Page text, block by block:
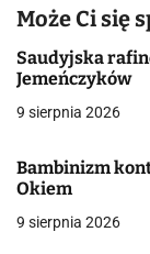
a
c
j
w
p
Może Ci się
Saudyjska
Jemeńczyków
9 sierpnia 2026
Bambinizm
Okiem
9 sierpnia 2026